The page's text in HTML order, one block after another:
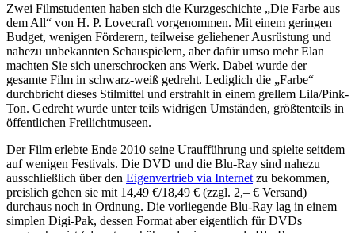
Zwei Filmstudenten haben sich die Kurzgeschichte „Die Farbe aus
dem All“ von H. P. Lovecraft vorgenommen. Mit einem geringen
Budget, wenigen Förderern, teilweise geliehener Ausrüstung und
nahezu unbekannten Schauspielern, aber dafür umso mehr Elan
machten Sie sich unerschrocken ans Werk. Dabei wurde der
gesamte Film in schwarz-weiß gedreht. Lediglich die „Farbe“
durchbricht dieses Stilmittel und erstrahlt in einem grellem Lila/Pink-
Ton. Gedreht wurde unter teils widrigen Umständen, größtenteils in
öffentlichen Freilichtmuseen.
Der Film erlebte Ende 2010 seine Uraufführung und spielte seitdem
auf wenigen Festivals. Die DVD und die Blu-Ray sind nahezu
ausschließlich über den Eigenvertrieb via Internet zu bekommen,
preislich gehen sie mit 14,49 €/18,49 € (zzgl. 2,– € Versand)
durchaus noch in Ordnung. Die vorliegende Blu-Ray lag in einem
simplen Digi-Pak, dessen Format aber eigentlich für DVDs